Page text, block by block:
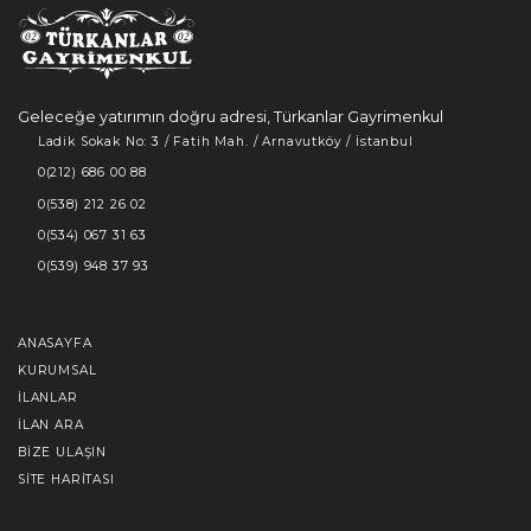
Geleceğe yatırımın doğru adresi, Türkanlar Gayrimenkul
Ladik Sokak No: 3 / Fatih Mah. / Arnavutköy / İstanbul
0(212) 686 00 88
0(538) 212 26 02
0(534) 067 31 63
0(539) 948 37 93
ANASAYFA
KURUMSAL
İLANLAR
İLAN ARA
BIZE ULAŞIN
SITE HARITASI